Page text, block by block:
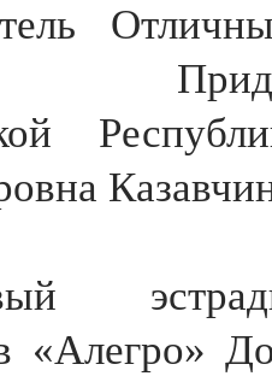
«Алегро»